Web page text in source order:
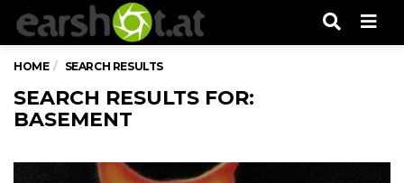
HOME SEARCH RESULTS
SEARCH RESULTS FOR:
BASEMENT